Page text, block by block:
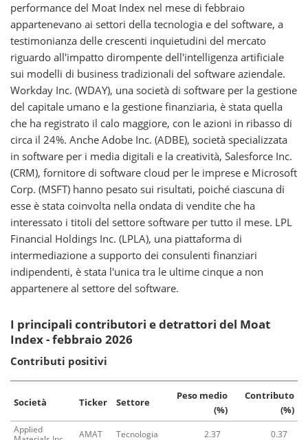
performance del Moat Index nel mese di febbraio
appartenevano ai settori della tecnologia e del software, a
testimonianza delle crescenti inquietudini del mercato
riguardo all'impatto dirompente dell'intelligenza artificiale
sui modelli di business tradizionali del software aziendale.
Workday Inc. (WDAY), una società di software per la gestione
del capitale umano e la gestione finanziaria, è stata quella
che ha registrato il calo maggiore, con le azioni in ribasso di
circa il 24%. Anche Adobe Inc. (ADBE), società specializzata
in software per i media digitali e la creatività, Salesforce Inc.
(CRM), fornitore di software cloud per le imprese e Microsoft
Corp. (MSFT) hanno pesato sui risultati, poiché ciascuna di
esse è stata coinvolta nella ondata di vendite che ha
interessato i titoli del settore software per tutto il mese. LPL
Financial Holdings Inc. (LPLA), una piattaforma di
intermediazione a supporto dei consulenti finanziari
indipendenti, è stata l'unica tra le ultime cinque a non
appartenere al settore del software.
I principali contributori e detrattori del Moat
Index - febbraio 2026
Contributi positivi
Società Ticker Settore
Peso medio
(%)
Contributo
(%)
Applied
AMAT Tecnologia 2.37
0.37